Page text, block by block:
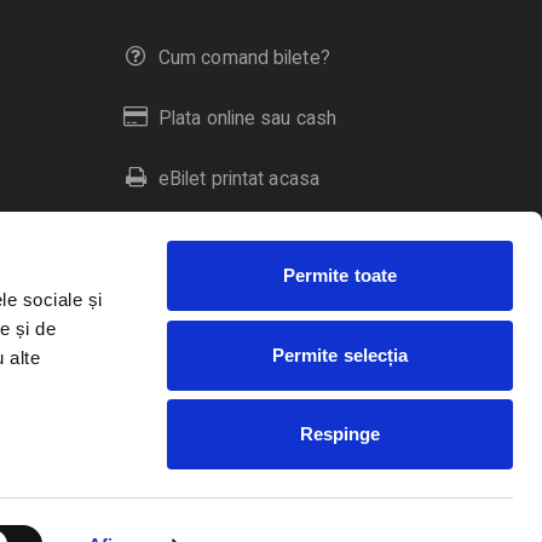
sociale și
și de
alte
Permite toate
Permite selecția
Respinge
Cum comand bilete?
Plata online sau cash
eBilet printat acasa
Livrare prin curier
Duplicare bilete